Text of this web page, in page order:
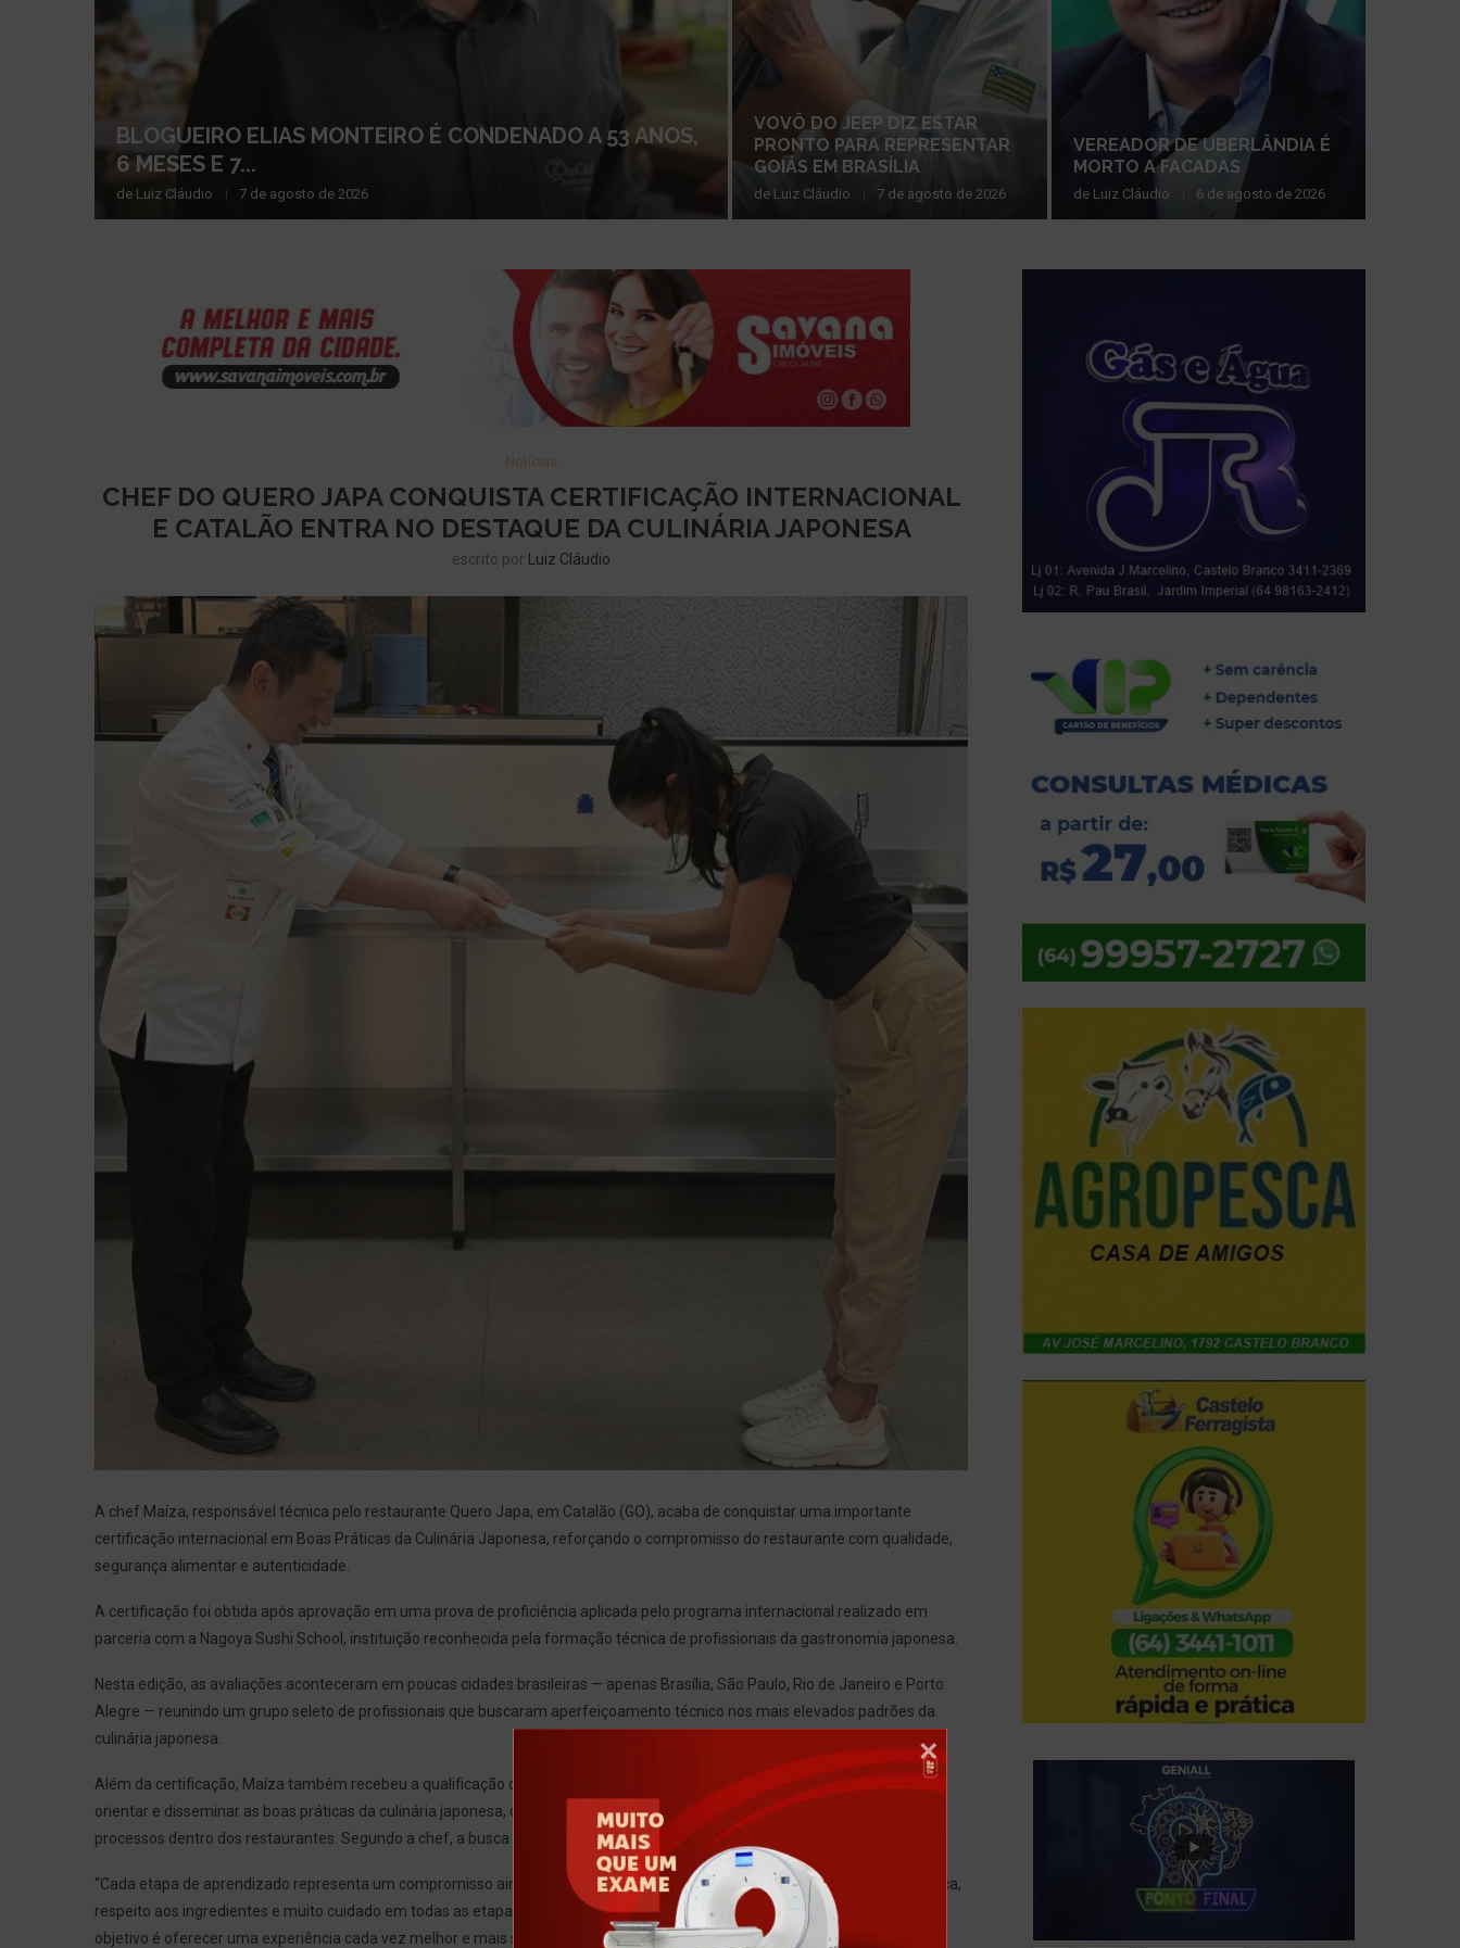
BLOGUEIRO ELIAS MONTEIRO É CONDENADO A 53 ANOS,
6 MESES E 7...
de Luiz Cláudio 7 de agosto de 2026
VOVÔ DO JEEP DIZ ESTAR
PRONTO PARA REPRESENTAR
GOIÁS EM BRASÍLIA
de Luiz Cláudio 7 de agosto de 2026
VEREADOR DE UBERLÂNDIA É
MORTO A FACADAS
de Luiz Cláudio 6 de agosto de 2026
Notícias
CHEF DO QUERO JAPA CONQUISTA CERTIFICAÇÃO INTERNACIONAL
E CATALÃO ENTRA NO DESTAQUE DA CULINÁRIA JAPONESA
escrito por Luiz Cláudio
A chef Maíza, responsável técnica pelo restaurante Quero Japa, em Catalão (GO), acaba de conquistar uma importante
certificação internacional em Boas Práticas da Culinária Japonesa, reforçando o compromisso do restaurante com qualidade,
segurança alimentar e autenticidade.
A certificação foi obtida após aprovação em uma prova de proficiência aplicada pelo programa internacional realizado em
parceria com a Nagoya Sushi School, instituição reconhecida pela formação técnica de profissionais da gastronomia japonesa.
Nesta edição, as avaliações aconteceram em poucas cidades brasileiras — apenas Brasília, São Paulo, Rio de Janeiro e Porto
Alegre — reunindo um grupo seleto de profissionais que buscaram aperfeiçoamento técnico nos mais elevados padrões da
culinária japonesa.
Além da certificação, Maíza também recebeu a qualificação de Advisor, reconhecimento concedido aos profissionais aptos a
orientar e disseminar as boas práticas da culinária japonesa, contribuindo para elevar o padrão técnico e a segurança dos
processos dentro dos restaurantes. Segundo a chef, a busca por conhecimento nunca termina.
“Cada etapa de aprendizado representa um compromisso ainda maior com nossos clientes. A culinária japonesa exige técnica,
respeito aos ingredientes e muito cuidado em todas as etapas, principalmente quando trabalhamos com pescados. Nosso
objetivo é oferecer uma experiência cada vez melhor e mais segura.”